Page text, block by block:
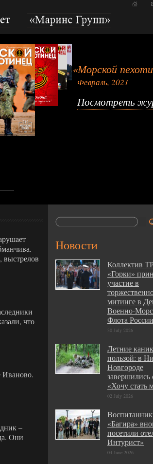
«Маринс Групп»
«Морской
Февраль, 2021
Посмотреть
выстрелов
что
Иваново.
–
Они
Новости
Коллектив
«Горки»
участие в
митинге в
Военно-
Флота России
30 July 2026
Летние
пользой: в
Новгороде
завершились
«Хочу стать
02 July 2026
«Багира»
посетили
Интурист»
04 June 2026